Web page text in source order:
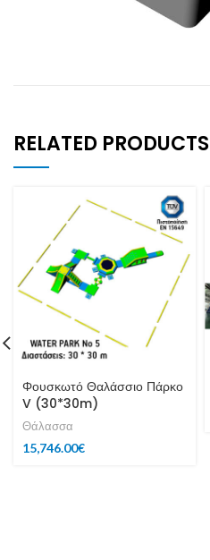
RELATED PRODUCTS
Φουσκωτό Θαλάσσιο Πάρκο
V (30*30m)
Θάλασσα
15,746.00€